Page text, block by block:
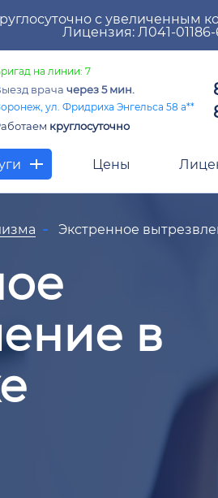
с увеличенным
Лицензия: Л041-
на линии: 7
врачачерез 5 мин.
ул. Фридриха Энгельса 58 а**
круглосуточно
Цены
Экстренное
в